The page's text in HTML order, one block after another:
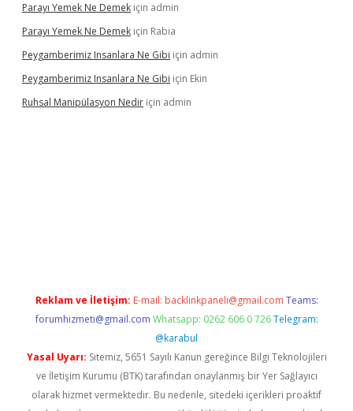
Parayı Yemek Ne Demek için admin
Parayı Yemek Ne Demek için Rabia
Peygamberimiz Insanlara Ne Gibi için admin
Peygamberimiz Insanlara Ne Gibi için Ekin
Ruhsal Manipülasyon Nedir için admin
Reklam ve İletişim: E-mail: backlinkpaneli@gmail.com Teams:
forumhizmeti@gmail.com Whatsapp: 0262 606 0 726 Telegram:
@karabul
Yasal Uyarı: Sitemiz, 5651 Sayılı Kanun gereğince Bilgi Teknolojileri
ve İletişim Kurumu (BTK) tarafından onaylanmış bir Yer Sağlayıcı
olarak hizmet vermektedir. Bu nedenle, sitedeki içerikleri proaktif